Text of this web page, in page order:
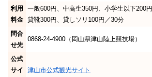
利用
料金
一般600円、中高生350円、小学生以下200円
貸靴300円、貸しソリ100円／30分
問合
せ先
0868-24-4900（岡山県津山陸上競技場）
公式
サイ
津山市公式観光サイト